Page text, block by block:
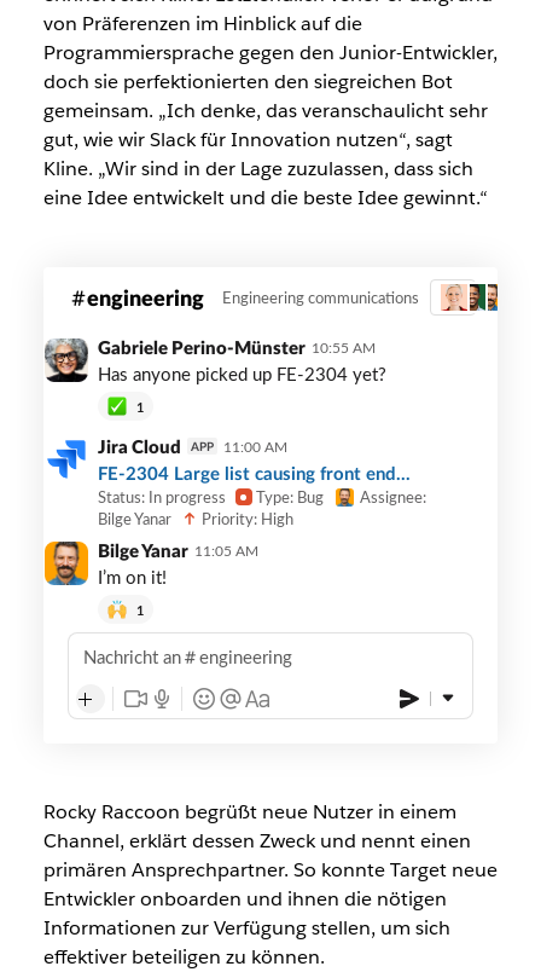
von Präferenzen im Hinblick auf die
Programmiersprache gegen den Junior-Entwickler,
doch sie perfektionierten den siegreichen Bot
gemeinsam. „Ich denke, das veranschaulicht sehr
gut, wie wir Slack für Innovation nutzen“, sagt
Kline. „Wir sind in der Lage zuzulassen, dass sich
eine Idee entwickelt und die beste Idee gewinnt.“
sample
bot
integration
engineering Engineering communications 3
Gabriele Perino-Münster 10:55 AM
Has anyone picked up FE-2304 yet?
1
Jira Cloud APP 11:00 AM
FE-2304 Large list causing front end...
Status: In progress Type: Bug
Assignee:
Bilge Yanar
Priority: High
Bilge Yanar 11:05 AM
I’m on it!
1
Nachricht an engineering
Rocky Raccoon begrüßt neue Nutzer in einem
Channel, erklärt dessen Zweck und nennt einen
primären Ansprechpartner. So konnte Target neue
Entwickler onboarden und ihnen die nötigen
Informationen zur Verfügung stellen, um sich
effektiver beteiligen zu können.